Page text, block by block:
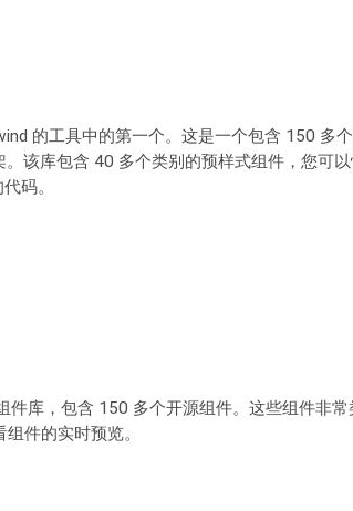
的工具中的第一个。这是一个包含 150 多
该库包含 40 多个类别的预样式组件，您可
码。
件库，包含 150 多个开源组件。这些组件非常
件的实时预览。